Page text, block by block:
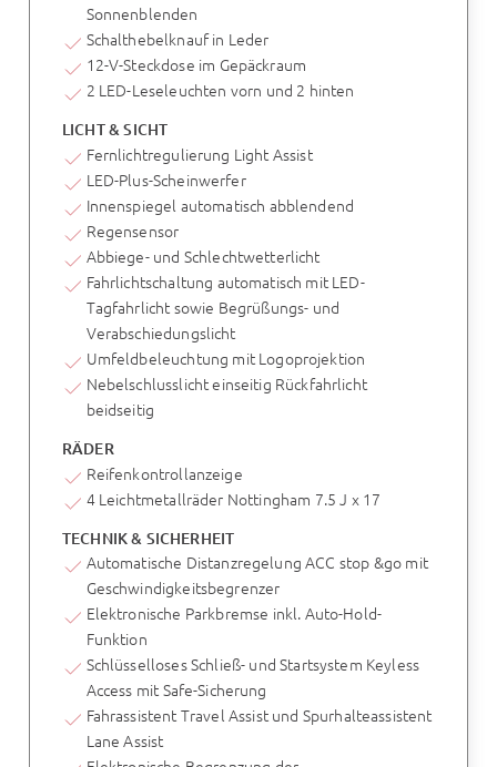
Sonnenblenden
Schalthebelknauf in Leder
12-V-Steckdose im Gepäckraum
2 LED-Leseleuchten vorn und 2 hinten
LICHT & SICHT
Fernlichtregulierung Light Assist
LED-Plus-Scheinwerfer
Innenspiegel automatisch abblendend
Regensensor
Abbiege- und Schlechtwetterlicht
Fahrlichtschaltung automatisch mit LED-
Tagfahrlicht sowie Begrüßungs- und
Verabschiedungslicht
Umfeldbeleuchtung mit Logoprojektion
Nebelschlusslicht einseitig Rückfahrlicht
beidseitig
RÄDER
Reifenkontrollanzeige
4 Leichtmetallräder Nottingham 7.5 J x 17
TECHNIK & SICHERHEIT
Automatische Distanzregelung ACC stop &go mit
Geschwindigkeitsbegrenzer
Elektronische Parkbremse inkl. Auto-Hold-
Funktion
Schlüsselloses Schließ- und Startsystem Keyless
Access mit Safe-Sicherung
Fahrassistent Travel Assist und Spurhalteassistent
Lane Assist